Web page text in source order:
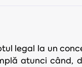
legal la un
atunci când,